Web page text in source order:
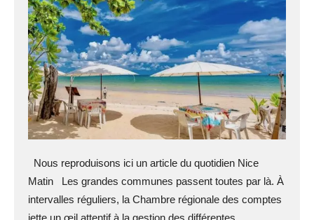
Nous reproduisons ici un article du quotidien Nice
Matin Les grandes communes passent toutes par là. À
intervalles réguliers, la Chambre régionale des comptes
jette un œil attentif à la gestion des différentes